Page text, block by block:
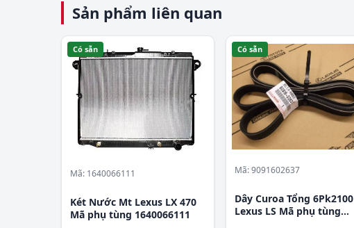
Sản phẩm liên quan
Có sẵn
Mã: 1640066111
Két Nước Mt Lexus LX 470
Mã phụ tùng 1640066111
Có sẵn
Mã: 9091602637
Dây Curoa Tổng 6Pk2100
Lexus LS Mã phụ tùng